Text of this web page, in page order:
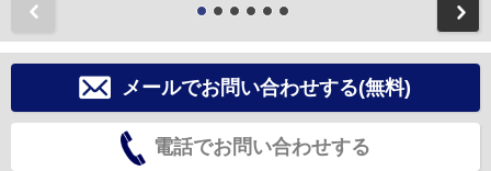
メールでお問い合わせする(無料)
電話でお問い合わせする